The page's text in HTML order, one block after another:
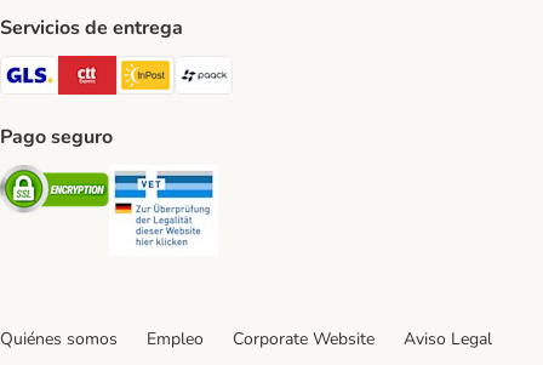
Servicios de entrega
GLS Shipping Method
CTTExpress Shipping Method
InPost Shipping Method
paack Shipping Method
Pago seguro
Security
Quiénes somos Empleo Corporate Website
Aviso Legal